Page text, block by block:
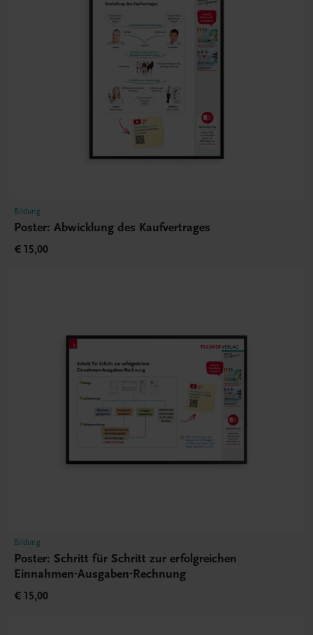
Bildung
Poster: Abwicklung des Kaufvertrages
€ 15,00
Bildung
Poster: Schritt für Schritt zur erfolgreichen
Einnahmen-Ausgaben-Rechnung
€ 15,00